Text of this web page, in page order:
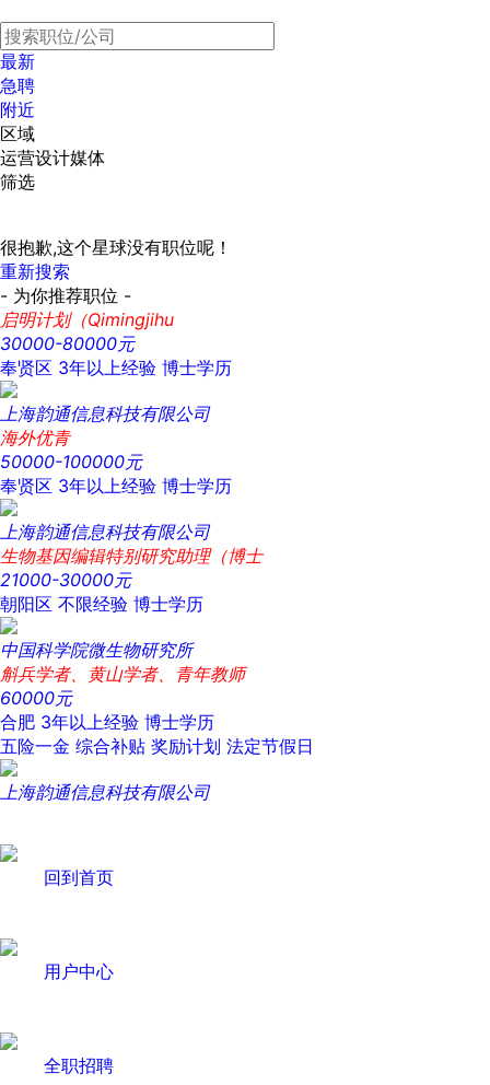
最新
急聘
附近
区域
运营设计媒体
筛选
很抱歉,这个星球没有职位呢！
重新搜索
- 为你推荐职位 -
启明计划（Qimingjihu
30000-80000元
奉贤区 3年以上经验 博士学历
上海韵通信息科技有限公司
海外优青
50000-100000元
奉贤区 3年以上经验 博士学历
上海韵通信息科技有限公司
生物基因编辑特别研究助理（博士
21000-30000元
朝阳区 不限经验 博士学历
中国科学院微生物研究所
斛兵学者、黄山学者、青年教师
60000元
合肥 3年以上经验 博士学历
五险一金 综合补贴 奖励计划 法定节假日
上海韵通信息科技有限公司
回到首页
用户中心
全职招聘